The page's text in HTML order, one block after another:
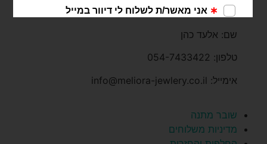
שובר מתנה
מדיניות משלוחים
פרטי רכז הנגישות:
שם: אלעד כהן
טלפון: 054-7433422
אימייל: info@meliora-jewlery.co.il